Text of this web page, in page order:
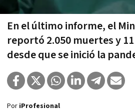
En el último informe, el
reportó 2.050 muertes y
desde que se inició la
Por iProfesional